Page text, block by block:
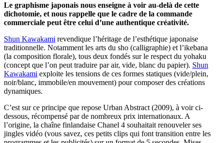
Le graphisme japonais nous enseigne à voir au-delà de cette
dichotomie, et nous rappelle que le cadre de la commande
commerciale peut être celui d’une authentique créativité.
Shun Kawakami revendique l’héritage de l’esthétique japonaise
traditionnelle. Notamment les arts du sho (calligraphie) et l’ikebana
(la composition florale), tous deux fondés sur le respect du yohaku
(concept que l’on peut traduire par air, vide, blanc du papier). Shun
Kawakami exploite les tensions de ces formes statiques (vide/plein,
noir/blanc, immobile/en mouvement) pour composer des créations
dynamiques.
C’est sur ce principe que repose Urban Abstract (2009), à voir ci-
dessous, récompensé par de nombreux prix internationaux. A
l’origine, la chaîne finlandaise Chanel 4 souhaitait renouveler ses
jingles vidéo (vous savez, ces petits clips qui font transition entre les